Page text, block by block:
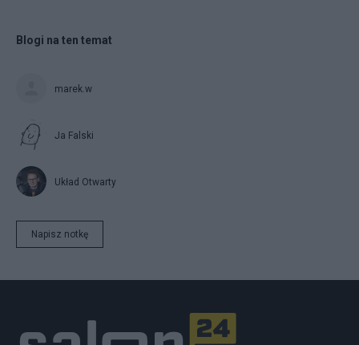
Blogi na ten temat
marek.w
Ja Falski
Układ Otwarty
Napisz notkę